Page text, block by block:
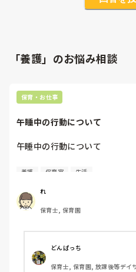
「養護」のお悩み相談
保育・お仕事
午睡中の行動について
午睡中の行動について
以前も別の質問をした方につい
大きな音をださないようにす
部屋の電気をつけるときはド
か？
また午睡中でなくとも
午前睡が必要な子が近くにい
つけていますか？
養護 保育室 生活
れ
保育士, 保育園
どんぱっち
保育士, 保育園, 放課後等デイ